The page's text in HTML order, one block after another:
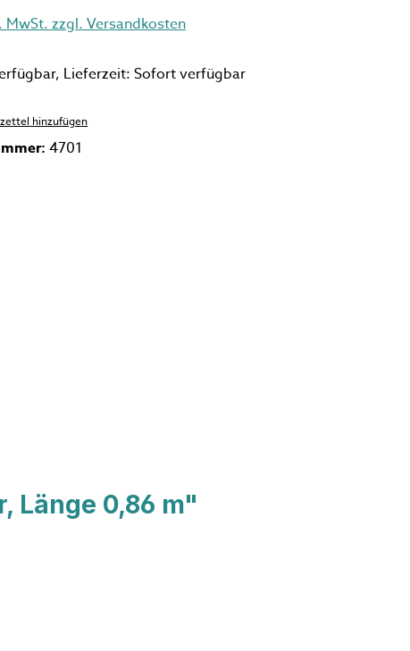
MwSt. zzgl. Versandkosten
Lieferzeit: Sofort verfügbar
hinzufügen
4701
Länge 0,86 m"